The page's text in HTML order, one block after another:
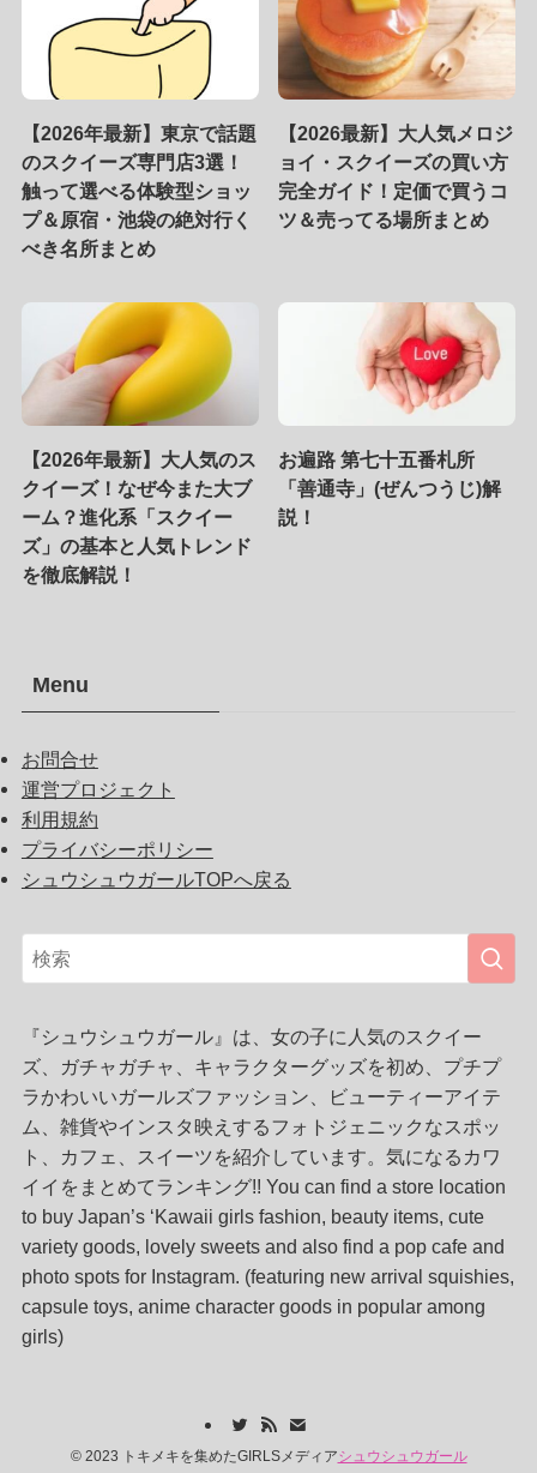
【2026年最新】東京で話題
のスクイーズ専門店3選！
触って選べる体験型ショッ
プ＆原宿・池袋の絶対行く
べき名所まとめ
【2026最新】大人気メロジ
ョイ・スクイーズの買い方
完全ガイド！定価で買うコ
ツ＆売ってる場所まとめ
【2026年最新】大人気のス
クイーズ！なぜ今また大ブ
ーム？進化系「スクイー
ズ」の基本と人気トレンド
を徹底解説！
お遍路 第七十五番札所
「善通寺」(ぜんつうじ)解
説！
Menu
お問合せ
運営プロジェクト
利用規約
プライバシーポリシー
シュウシュウガールTOPへ戻る
『シュウシュウガール』は、女の子に人気のスクイー
ズ、ガチャガチャ、キャラクターグッズを初め、プチプ
ラかわいいガールズファッション、ビューティーアイテ
ム、雑貨やインスタ映えするフォトジェニックなスポッ
ト、カフェ、スイーツを紹介しています。気になるカワ
イイをまとめてランキング!! You can find a store location
to buy Japan’s ‘Kawaii girls fashion, beauty items, cute
variety goods, lovely sweets and also find a pop cafe and
photo spots for Instagram. (featuring new arrival squishies,
capsule toys, anime character goods in popular among
girls)
©2023 トキメキを集めたGIRLSメディアシュウシュウガール